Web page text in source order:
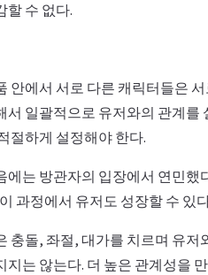
할 수 없다.
안에서 서로 다른 캐릭터들은
서 일괄적으로 유저와의 관계를
절하게 설정해야 한다.
에는 방관자의 입장에서 연민했
과정에서 유저도 성장할 수 있
충돌, 좌절, 대가를 치르며 유저
지는 않는다. 더 높은 관계성을